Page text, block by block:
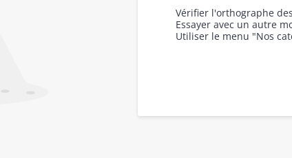
Vérifier l'orthographe
Essayer avec un autre
Utiliser le menu "Nos